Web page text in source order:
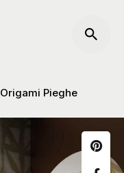
Origami Pieghe